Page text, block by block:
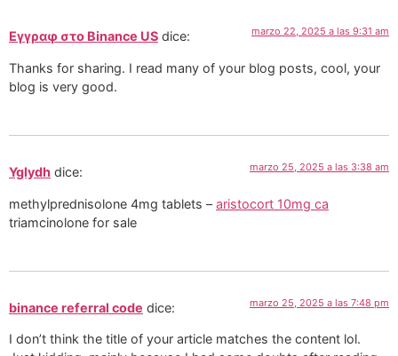
Εγγραφ στο Binance US dice: marzo 22, 2025 a las 9:31 am
Thanks for sharing. I read many of your blog posts, cool, your
blog is very good.
Yglydh dice: marzo 25, 2025 a las 3:38 am
methylprednisolone 4mg tablets –aristocort 10mg ca
triamcinolone for sale
binance referral code dice: marzo 25, 2025 a las 7:48 pm
I don’t think the title of your article matches the content lol.